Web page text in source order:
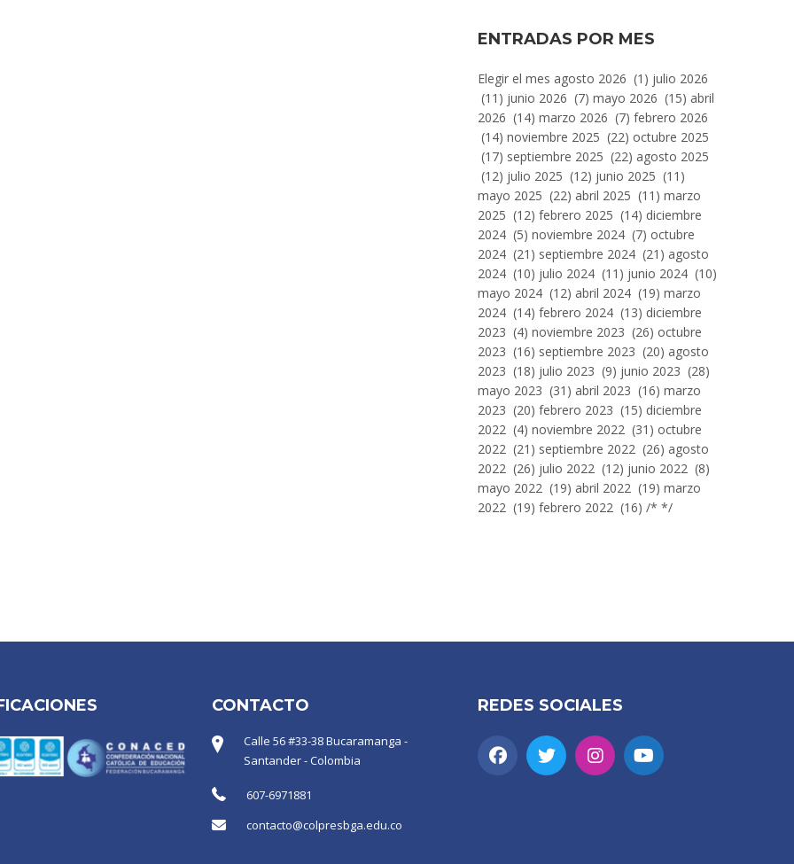
ENTRADAS POR MES
Entradas
Por
Mes
Elegir el mes agosto 2026 (1) julio 2026
(11) junio 2026 (7) mayo 2026 (15) abril
2026 (14) marzo 2026 (7) febrero 2026
(14) noviembre 2025 (22) octubre 2025
(17) septiembre 2025 (22) agosto 2025
(12) julio 2025 (12) junio 2025 (11)
mayo 2025 (22) abril 2025 (11) marzo
2025 (12) febrero 2025 (14) diciembre
2024 (5) noviembre 2024 (7) octubre
2024 (21) septiembre 2024 (21) agosto
2024 (10) julio 2024 (11) junio 2024 (10)
mayo 2024 (12) abril 2024 (19) marzo
2024 (14) febrero 2024 (13) diciembre
2023 (4) noviembre 2023 (26) octubre
2023 (16) septiembre 2023 (20) agosto
2023 (18) julio 2023 (9) junio 2023 (28)
mayo 2023 (31) abril 2023 (16) marzo
2023 (20) febrero 2023 (15) diciembre
2022 (4) noviembre 2022 (31) octubre
2022 (21) septiembre 2022 (26) agosto
2022 (26) julio 2022 (12) junio 2022 (8)
mayo 2022 (19) abril 2022 (19) marzo
2022 (19) febrero 2022 (16) /* */
CONTACTO
Calle 56 #33-38 Bucaramanga -
Santander - Colombia
607-6971881
contacto@colpresbga.edu.co
REDES SOCIALES